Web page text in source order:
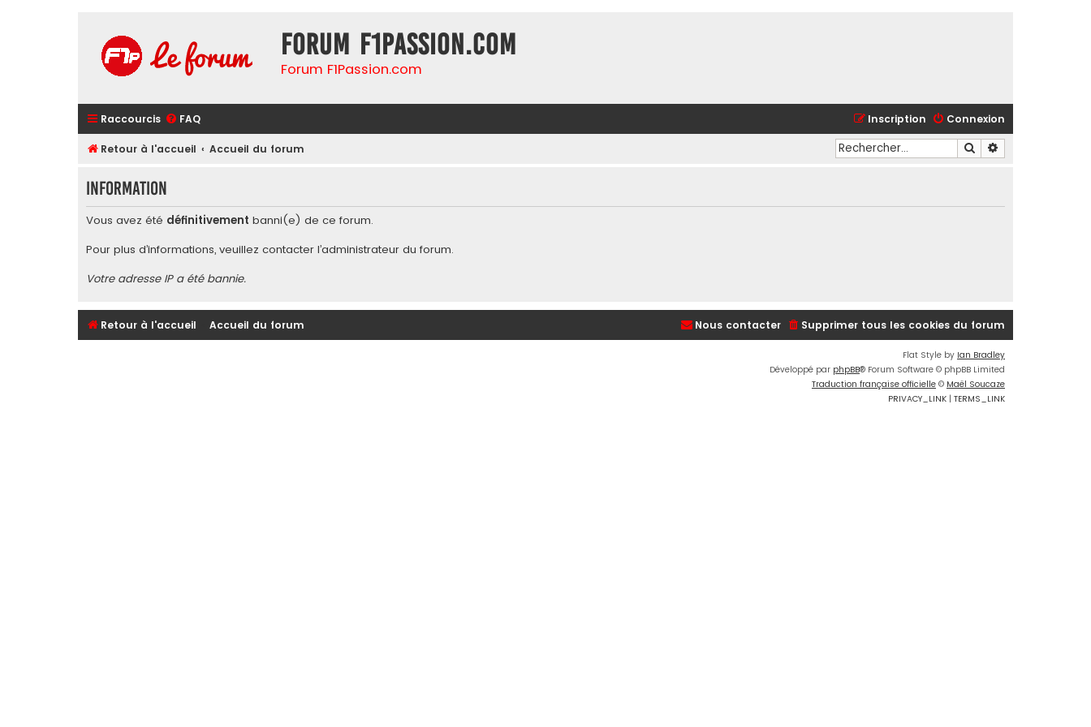
Forum F1Passion.com
Forum F1Passion.com
Raccourcis FAQ Connexion
Inscription
Retour à l'accueil Accueil du forum Rechercher
Information
Vous avez été définitivement banni(e) de ce forum.
Pour plus d’informations, veuillez contacter l’administrateur du forum.
Votre adresse IP a été bannie.
Retour à l'accueil Accueil du forum Supprimer tous les cookies du forum
Nous contacter
Flat Style by Ian Bradley
Développé par phpBB® Forum Software © phpBB Limited
Traduction française officielle © Maël Soucaze
PRIVACY_LINK | TERMS_LINK